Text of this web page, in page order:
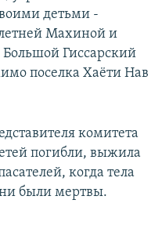
детьми -
Махиной и
Гиссарский
поселка Хаёти Нав
комитета
погибли, выжила
когда тела
были мертвы.